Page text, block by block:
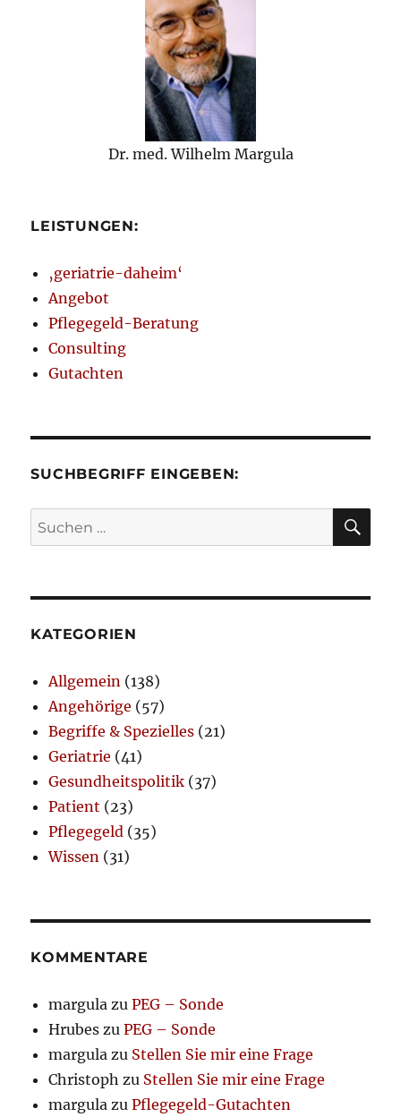
Dr. med. Wilhelm Margula
LEISTUNGEN:
‚geriatrie-daheim‘
Angebot
Pflegegeld-Beratung
Consulting
Gutachten
SUCHBEGRIFF EINGEBEN:
Suchen
nach:
KATEGORIEN
Allgemein (138)
Angehörige (57)
Begriffe & Spezielles (21)
Geriatrie (41)
Gesundheitspolitik (37)
Patient (23)
Pflegegeld (35)
Wissen (31)
KOMMENTARE
margula zuPEG – Sonde
Hrubes zuPEG – Sonde
margula zu Stellen Sie mir eine Frage
Christoph zu Stellen Sie mir eine Frage
margula zuPflegegeld-Gutachten